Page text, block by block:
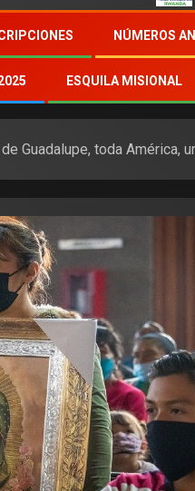
NÚMEROS
ESQUILA MISIONAL
Guadalupe, toda América,